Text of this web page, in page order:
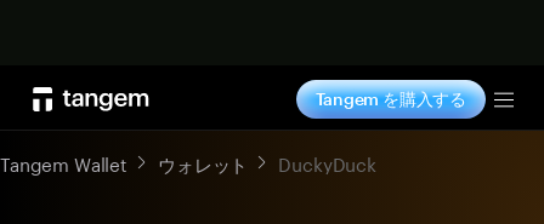
Tangem を購入する
Tangem Wallet ウォレット DuckyDuck